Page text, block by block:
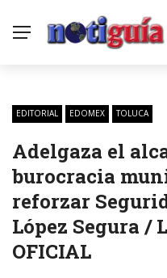
EDITORIAL EDOMEX TOLUCA
Adelgaza el
burocracia
reforzar
López Segura /
OFICIAL